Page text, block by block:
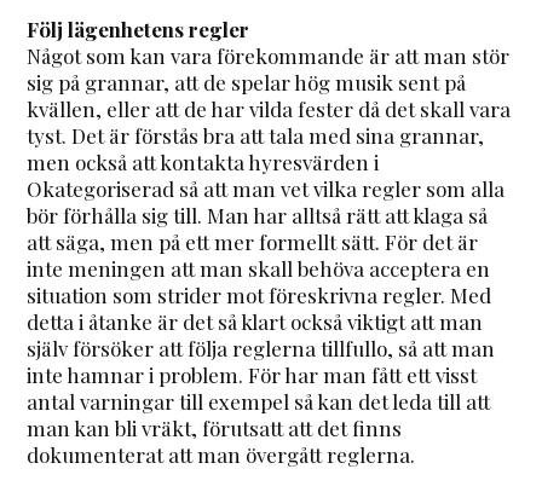
Följ lägenhetens regler
Något som kan vara förekommande är att man stör
sig på grannar, att de spelar hög musik sent på
kvällen, eller att de har vilda fester då det skall vara
tyst. Det är förstås bra att tala med sina grannar,
men också att kontakta hyresvärden i
Okategoriserad så att man vet vilka regler som alla
bör förhålla sig till. Man har alltså rätt att klaga så
att säga, men på ett mer formellt sätt. För det är
inte meningen att man skall behöva acceptera en
situation som strider mot föreskrivna regler. Med
detta i åtanke är det så klart också viktigt att man
själv försöker att följa reglerna tillfullo, så att man
inte hamnar i problem. För har man fått ett visst
antal varningar till exempel så kan det leda till att
man kan bli vräkt, förutsatt att det finns
dokumenterat att man övergått reglerna.